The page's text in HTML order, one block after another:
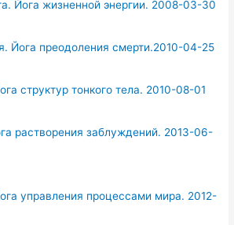
Йога жизненной энергии. 2008-03-30
Йога преодоления смерти.2010-04-25
структур тонкого тела. 2010-08-01
растворения заблуждений. 2013-06-
управления процессами мира. 2012-